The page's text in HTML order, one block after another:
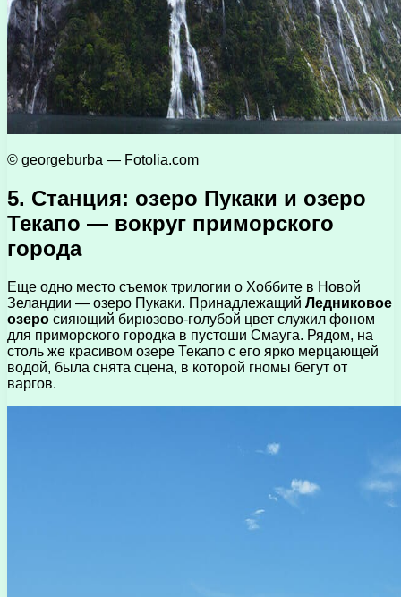
© georgeburba — Fotolia.com
5. Станция: озеро Пукаки и озеро
Текапо — вокруг приморского
города
Еще одно место съемок трилогии о Хоббите в Новой
Зеландии — озеро Пукаки. Принадлежащий Ледниковое
озеро сияющий бирюзово-голубой цвет служил фоном
для приморского городка в пустоши Смауга. Рядом, на
столь же красивом озере Текапо с его ярко мерцающей
водой, была снята сцена, в которой гномы бегут от
варгов.